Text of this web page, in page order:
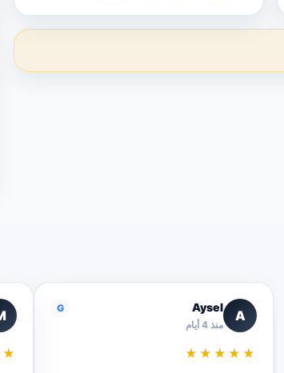
A
Aysel
منذ 4 أيام
G
★★★★★